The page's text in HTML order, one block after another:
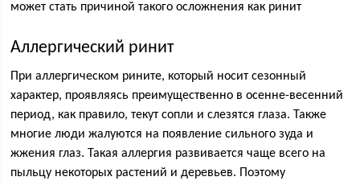
может стать причиной такого осложнения как ринит
Аллергический ринит
При аллергическом рините, который носит сезонный
характер, проявляясь преимущественно в осенне-весенний
период, как правило, текут сопли и слезятся глаза. Также
многие люди жалуются на появление сильного зуда и
жжения глаз. Такая аллергия развивается чаще всего на
пыльцу некоторых растений и деревьев. Поэтому